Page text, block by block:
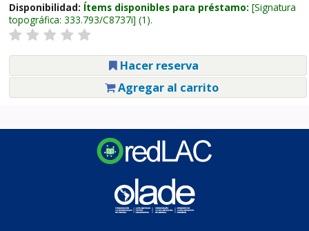
Disponibilidad: Ítems disponibles para préstamo: Signatura
topográfica: 333.793/C8737i (1).
Hacer reserva
Agregar al carrito